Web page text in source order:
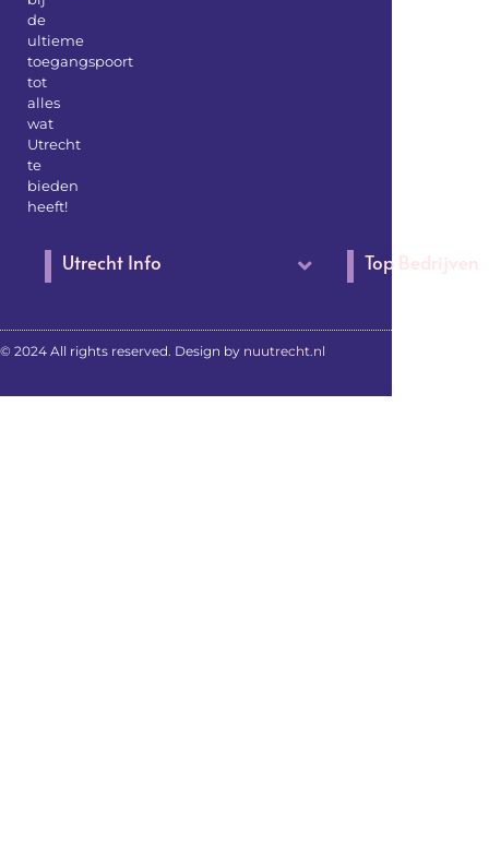
de
ultieme
toegangspoort
tot
alles
wat
Utrecht
te
bieden
heeft!
Utrecht Info Top Bedrijven
© 2024 All rights reserved. Design by nuutrecht.nl